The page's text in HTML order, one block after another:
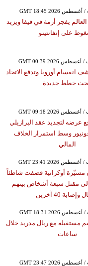
يفجر أزمة في فيفا ويزيد
على إنفانتينو
انقسام أوروبا وتدفع الاتحاد
خطط جديدة
عرضه لتجديد عقد البرازيلي
وسط استمرار الخلاف
المالي
مسيّرة أوكرانية قصفت شاطئاً
مقتل سبعة أشخاص بينهم
40 آخرين
مستقبله مع ريال مدريد خلال
ساعات